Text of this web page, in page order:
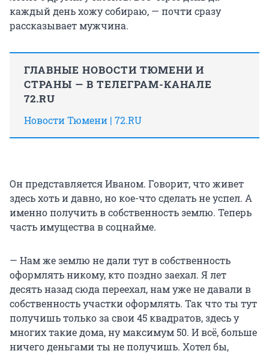
каждый день хожу собираю, — почти сразу
рассказывает мужчина.
ГЛАВНЫЕ НОВОСТИ ТЮМЕНИ И
СТРАНЫ — В ТЕЛЕГРАМ-КАНАЛЕ
72.RU
Новости Тюмени | 72.RU
Он представляется Иваном. Говорит, что живет
здесь хоть и давно, но кое-что сделать не успел. А
именно получить в собственность землю. Теперь
часть имущества в соцнайме.
— Нам же землю не дали тут в собственность
оформлять никому, кто поздно заехал. Я лет
десять назад сюда переехал, нам уже не давали в
собственность участки оформлять. Так что ты тут
получишь только за свои 45 квадратов, здесь у
многих такие дома, ну максимум 50. И всё, больше
ничего деньгами ты не получишь. Хотел бы,